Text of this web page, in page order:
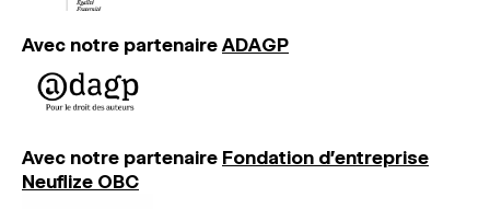
Avec notre partenaire ADAGP
Avec notre partenaire Fondation d'entreprise
Neuflize OBC